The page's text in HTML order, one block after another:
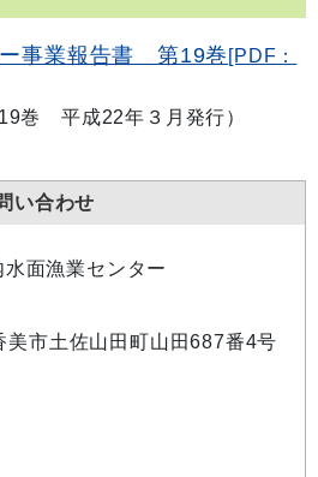
事業報告書 第19巻 [PDF：
平成22年３月発行）
い合わせ
面漁業センター
市土佐山田町山田687番4号